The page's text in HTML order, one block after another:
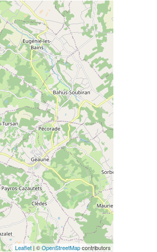
Leaflet | ©OpenStreetMapcontributors